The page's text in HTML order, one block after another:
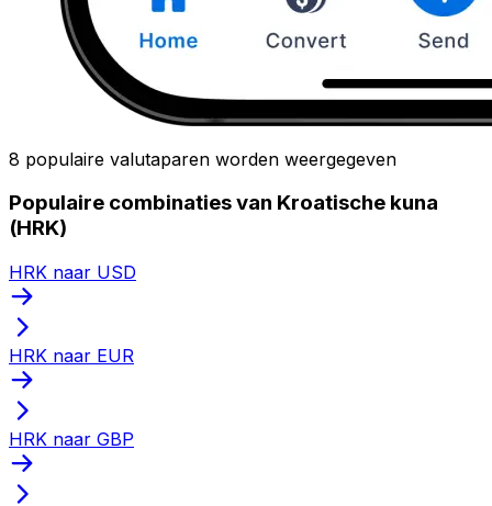
8 populaire valutaparen worden weergegeven
Populaire combinaties van Kroatische kuna
(HRK)
HRK naar USD
HRK naar EUR
HRK naar GBP